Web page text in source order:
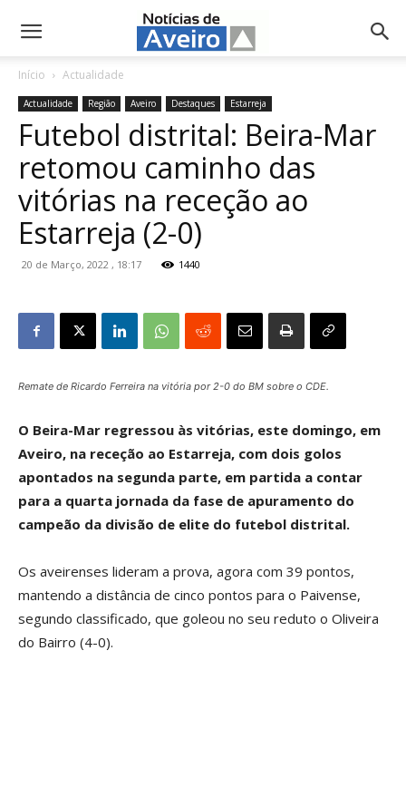
NotíciasdeAveiro.pt
Início Actualidade
Actualidade Região Aveiro Destaques Estarreja
Futebol distrital: Beira-Mar
retomou caminho das
vitórias na receção ao
Estarreja (2-0)
20 de Março, 2022 , 18:17 1440
Remate de Ricardo Ferreira na vitória por 2-0 do BM sobre o CDE.
O Beira-Mar regressou às vitórias, este domingo, em
Aveiro, na receção ao Estarreja, com dois golos
apontados na segunda parte, em partida a contar
para a quarta jornada da fase de apuramento do
campeão da divisão de elite do futebol distrital.
Os aveirenses lideram a prova, agora com 39 pontos,
mantendo a distância de cinco pontos para o Paivense,
segundo classificado, que goleou no seu reduto o Oliveira
do Bairro (4-0).